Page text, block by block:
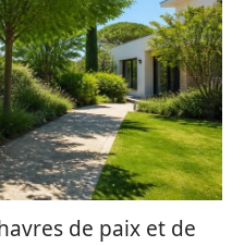
de paix et de